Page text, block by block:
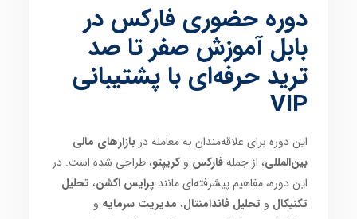
دوره حضوری فارکس در
بابل آموزش صفر تا صد
ترید حرفه‌ای با پشتیبانی
VIP
این دوره برای علاقه‌مندان به معامله دربازارهای مالی
بین‌المللی، از جملهفارکس وکریپتو، طراحی شده است. در
این دوره، مفاهیم پیشرفته‌ای مانند پرایس اکشن، تحلیل
تکنیکال و تحلیل فاندامنتال، مدیریت سرمایه و